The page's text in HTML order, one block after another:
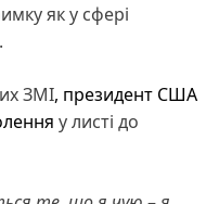
як у сфері
ЗМІ, президент США
у листі до